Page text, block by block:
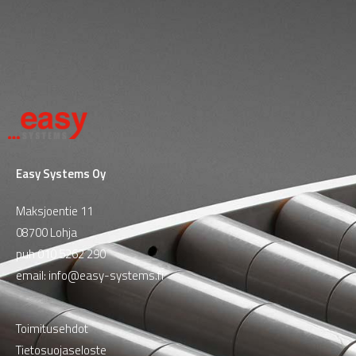
Easy Systems Oy
Maksjoentie 11
08700 Lohja
puh010 5262 290
email: info@easy-systems.fi
Toimitusehdot
Tietosuojaseloste